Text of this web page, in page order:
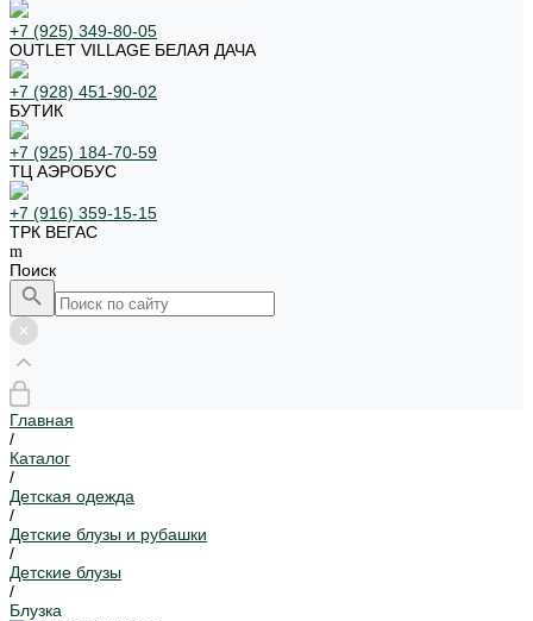
+7 (925) 349-80-05
OUTLET VILLAGE БЕЛАЯ ДАЧА
+7 (928) 451-90-02
БУТИК
+7 (925) 184-70-59
ТЦ АЭРОБУС
+7 (916) 359-15-15
ТРК ВЕГАС
Поиск
Главная
/
Каталог
/
Детская одежда
/
Детские блузы и рубашки
/
Детские блузы
/
Блузка